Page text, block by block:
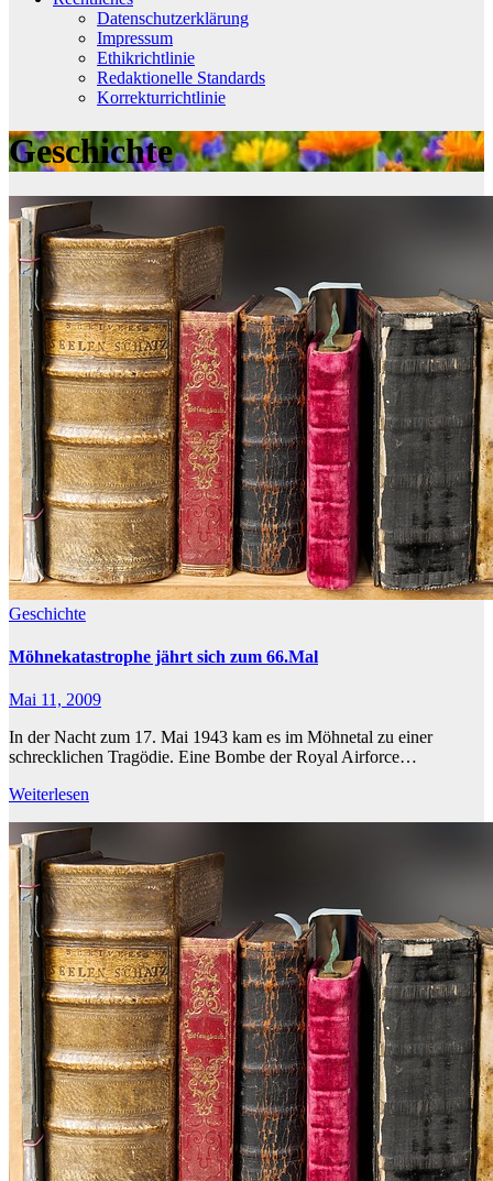
Datenschutzerklärung
Impressum
Ethikrichtlinie
Redaktionelle Standards
Korrekturrichtlinie
Geschichte
Geschichte
Möhnekatastrophe jährt sich zum 66.Mal
Mai 11, 2009
In der Nacht zum 17. Mai 1943 kam es im Möhnetal zu einer
schrecklichen Tragödie. Eine Bombe der Royal Airforce…
Weiterlesen